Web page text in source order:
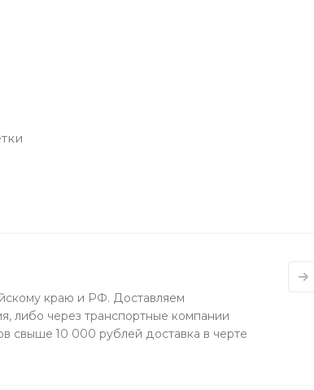
краю и РФ. Доставляем
либо через транспортные компании
свыше 10 000 рублей доставка в черте